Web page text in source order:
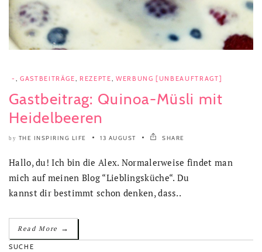
- , GASTBEITRÄGE, REZEPTE, WERBUNG [UNBEAUFTRAGT]
Gastbeitrag: Quinoa-Müsli mit
Heidelbeeren
by THE INSPIRING LIFE 13 AUGUST SHARE
Hallo, du! Ich bin die Alex. Normalerweise findet man
mich auf meinen Blog “Lieblingsküche“. Du
kannst dir bestimmt schon denken, dass..
Read More →
SUCHE